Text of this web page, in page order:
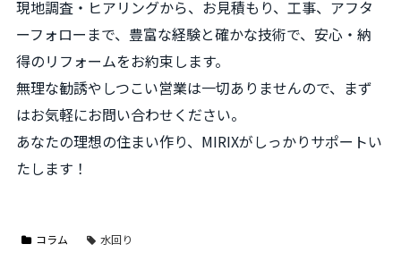
現地調査・ヒアリングから、お見積もり、工事、アフタ
ーフォローまで、豊富な経験と確かな技術で、安心・納
得のリフォームをお約束します。
無理な勧誘やしつこい営業は一切ありませんので、まず
はお気軽にお問い合わせください。
あなたの理想の住まい作り、MIRIXがしっかりサポートい
たします！
コラム 水回り